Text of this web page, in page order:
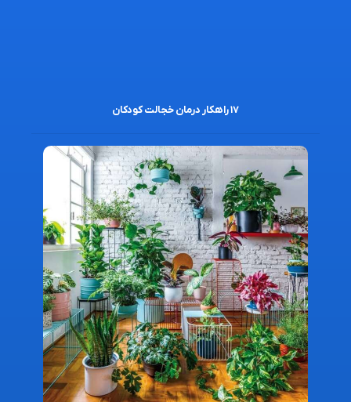
۱۷ راهکار درمان خجالت کودکان